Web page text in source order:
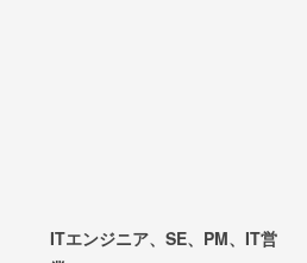
ITエンジニア、SE、PM、IT営